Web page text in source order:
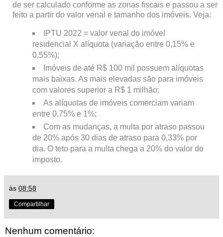
de ser calculado conforme as zonas fiscais e passou a ser
feito a partir do valor venal e tamanho dos imóveis. Veja:
IPTU 2022 = valor venal do imóvel
residencial X alíquota (variação entre 0,15% e
0,55%);
Imóveis de até R$ 100 mil possuem alíquotas
mais baixas. As mais elevadas são para imóveis
com valores superior a R$ 1 milhão;
As alíquotas de imóveis comerciam variam
entre 0,75% e 1%;
Com as mudanças, a multa por atraso passou
de 20% após 30 dias de atraso para 0,33% por
dia. O teto para a multa chega a 20% do valor do
imposto.
às 08:58
Compartilhar
Nenhum comentário: